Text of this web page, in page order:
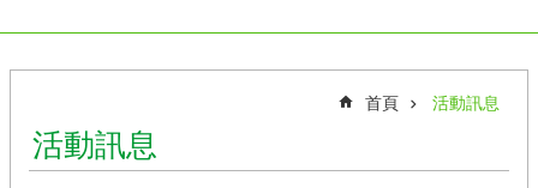
頂
北
農
首頁 活動訊息
活動訊息